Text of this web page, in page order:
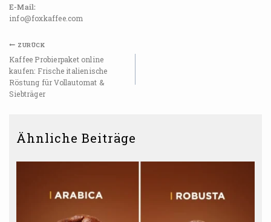
E-Mail:
info@foxkaffee.com
ZURÜCK
Kaffee Probierpaket online
kaufen: Frische italienische
Röstung für Vollautomat &
Siebträger
Ähnliche Beiträge